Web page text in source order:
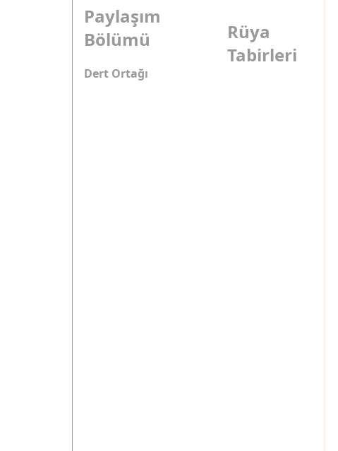
Paylaşım
Bölümü
Dert Ortağı
Rüya
Tabirleri